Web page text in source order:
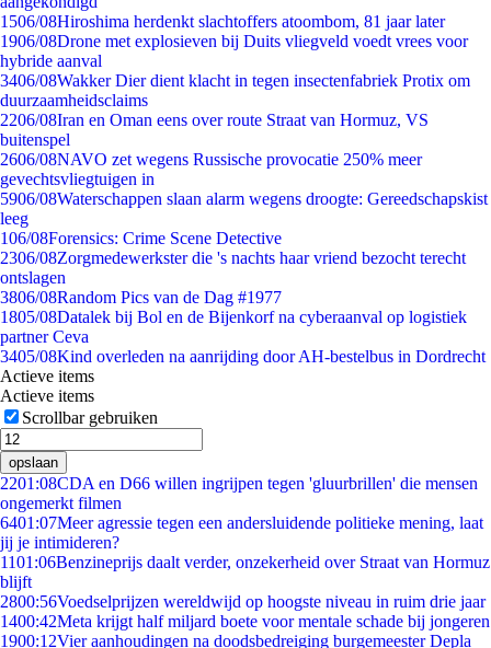
1506/08Hiroshima herdenkt slachtoffers atoombom, 81 jaar later
1906/08Drone met explosieven bij Duits vliegveld voedt vrees voor
hybride aanval
3406/08Wakker Dier dient klacht in tegen insectenfabriek Protix om
duurzaamheidsclaims
2206/08Iran en Oman eens over route Straat van Hormuz, VS
buitenspel
2606/08NAVO zet wegens Russische provocatie 250% meer
gevechtsvliegtuigen in
5906/08Waterschappen slaan alarm wegens droogte: Gereedschapskist
leeg
106/08Forensics: Crime Scene Detective
2306/08Zorgmedewerkster die 's nachts haar vriend bezocht terecht
ontslagen
3806/08Random Pics van de Dag #1977
1805/08Datalek bij Bol en de Bijenkorf na cyberaanval op logistiek
partner Ceva
3405/08Kind overleden na aanrijding door AH-bestelbus in Dordrecht
Actieve items
Actieve items
Scrollbar gebruiken
opslaan
2201:08CDA en D66 willen ingrijpen tegen 'gluurbrillen' die mensen
ongemerkt filmen
6401:07Meer agressie tegen een andersluidende politieke mening, laat
jij je intimideren?
1101:06Benzineprijs daalt verder, onzekerheid over Straat van Hormuz
blijft
2800:56Voedselprijzen wereldwijd op hoogste niveau in ruim drie jaar
1400:42Meta krijgt half miljard boete voor mentale schade bij jongeren
1900:12Vier aanhoudingen na doodsbedreiging burgemeester Depla